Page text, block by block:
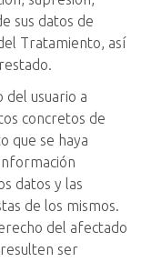
sus datos de
Tratamiento, así
del usuario a
concretos de
que se haya
datos y las
de los mismos.
del afectado
ser